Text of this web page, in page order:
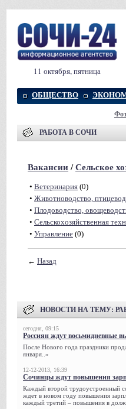
11 октября, пятница
ОБЩЕСТВО
РАБОТА В СОЧИ
Вакансии /Сельское
• Ветеринария (0)
• Животноводство,
• Плодоводство,
• Сельскохозяйственная
• Управление (0)
← Назад
НОВОСТИ НА ТЕМУ:
сегодня, 09:15
Россиян ждут восьмидневные
После Нового года праздники
января..»
12-12-2013, 16:39
Сочинцы ждут повышения
Каждый второй трудоустроенный
ждет в новом году повышения
каждый третий – повышения в